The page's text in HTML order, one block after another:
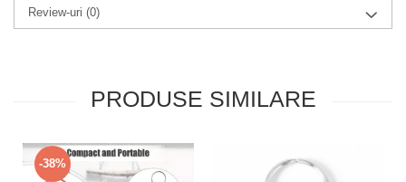
Review-uri (0)
PRODUSE SIMILARE
-38%